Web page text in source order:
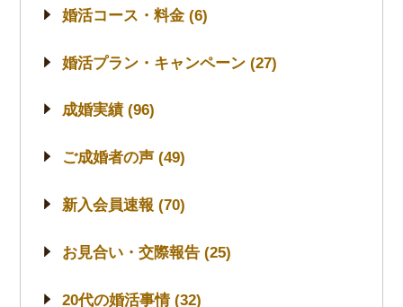
婚活コース・料金 (6)
婚活プラン・キャンペーン (27)
成婚実績 (96)
ご成婚者の声 (49)
新入会員速報 (70)
お見合い・交際報告 (25)
20代の婚活事情 (32)